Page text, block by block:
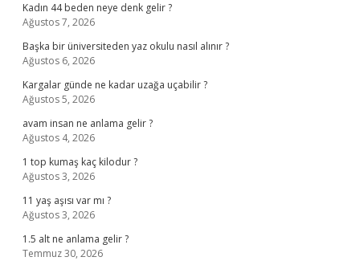
Kadın 44 beden neye denk gelir ?
Ağustos 7, 2026
Başka bir üniversiteden yaz okulu nasıl alınır ?
Ağustos 6, 2026
Kargalar günde ne kadar uzağa uçabilir ?
Ağustos 5, 2026
avam insan ne anlama gelir ?
Ağustos 4, 2026
1 top kumaş kaç kilodur ?
Ağustos 3, 2026
11 yaş aşısı var mı ?
Ağustos 3, 2026
1.5 alt ne anlama gelir ?
Temmuz 30, 2026